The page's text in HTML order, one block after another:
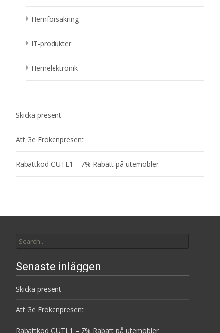
Hemförsäkring
IT-produkter
Hemelektronik
Skicka present
Att Ge Frökenpresent
Rabattkod OUTL1 – 7% Rabatt på utemöbler
for:
Senaste inläggen
Skicka present
Att Ge Frökenpresent
Rabattkod OUTL1 – 7% Rabatt på utemöbler